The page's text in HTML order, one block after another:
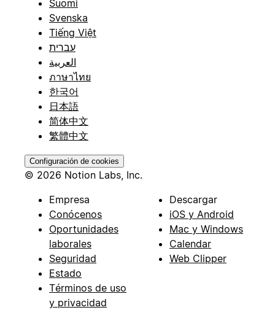
Suomi
Svenska
Tiếng Việt
עברית
العربية
ภาษาไทย
한국어
日本語
简体中文
繁體中文
Configuración de cookies
© 2026 Notion Labs, Inc.
Empresa
Conócenos
Oportunidades
laborales
Seguridad
Estado
Términos de uso
y privacidad
Descargar
iOS y Android
Mac y Windows
Calendar
Web Clipper